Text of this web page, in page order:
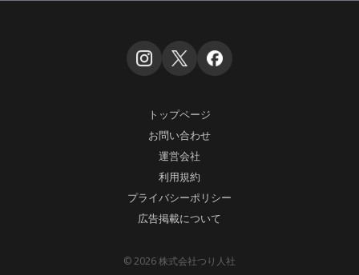
トップページ
お問い合わせ
運営会社
利用規約
プライバシーポリシー
広告掲載について
© 2026 株式会社つり人社